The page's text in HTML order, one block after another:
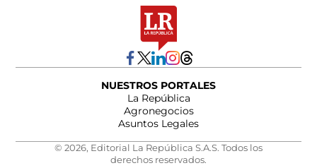
NUESTROS PORTALES
La República
Agronegocios
Asuntos Legales
© 2026, Editorial La República S.A.S. Todos los
derechos reservados.